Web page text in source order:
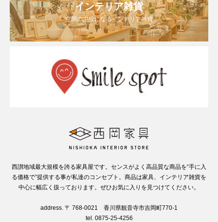
インテリア雑貨
空間の主役になるインテリア雑貨
西讃地域最大規模を誇る家具屋です。センスがよく高品質な商品を“手に入
る価格で”提供する事が私達のコンセプト。商品は家具、インテリア雑貨を
中心に幅広く扱っております。ぜひお気に入りを見つけてください。
address. 〒 768-0021 香川県観音寺市吉岡町770-1
tel. 0875-25-4256